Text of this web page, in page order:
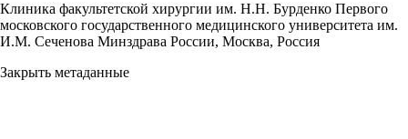
Клиника факультетской хирургии им. Н.Н. Бурденко Первого
московского государственного медицинского университета им.
И.М. Сеченова Минздрава России, Москва, Россия
Закрыть метаданные